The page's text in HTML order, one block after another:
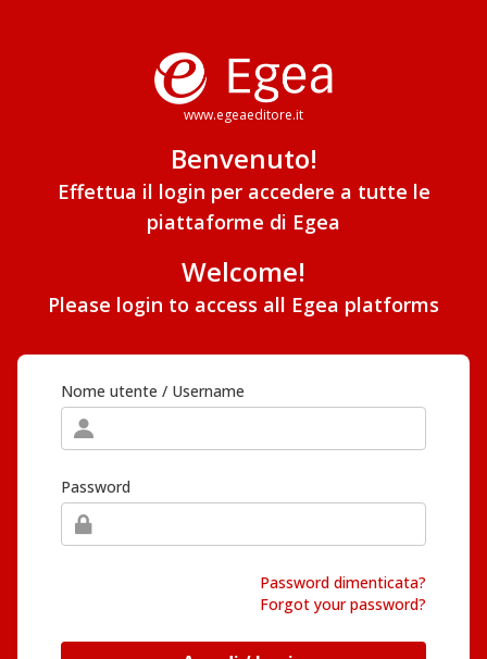
www.egeaeditore.it
Benvenuto!
Effettua il login per accedere a tutte le
piattaforme di Egea
Welcome!
Please login to access all Egea platforms
Nome utente / Username
Password
Password dimenticata?
Forgot your password?